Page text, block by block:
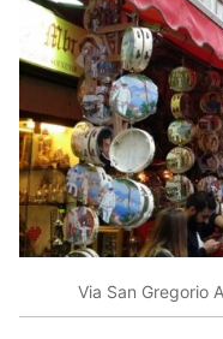
Via San Gregorio